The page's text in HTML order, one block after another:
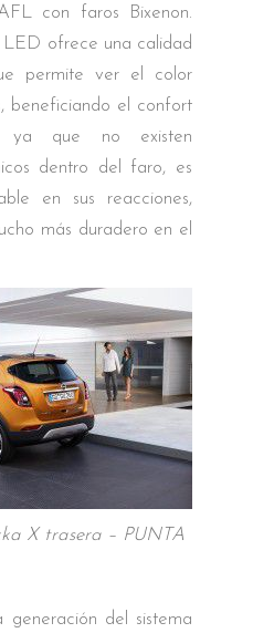
con faros Bixenon.
LED ofrece una calidad
permite ver el color
beneficiando el confort
ya que no existen
dentro del faro, es
en sus reacciones,
más duradero en el
X trasera – PUNTA
generación del sistema